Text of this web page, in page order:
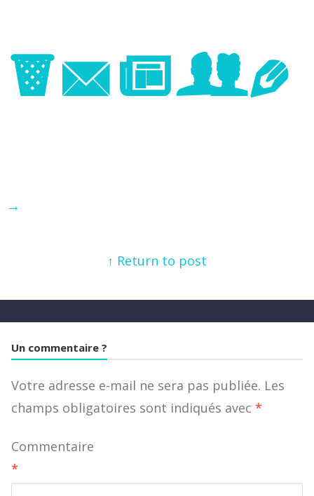
Image
→
↑ Return to post
Un commentaire ?
Votre adresse e-mail ne sera pas publiée. Les
champs obligatoires sont indiqués avec *
Commentaire
*